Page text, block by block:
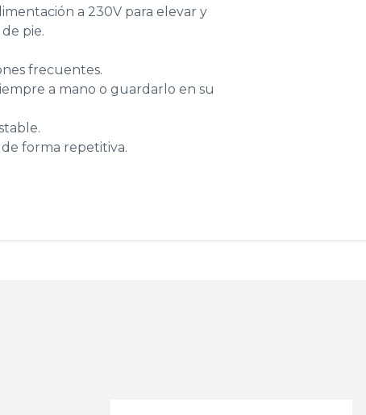
a 230V para elevar y
pie.
frecuentes.
a mano o guardarlo en su
forma repetitiva.